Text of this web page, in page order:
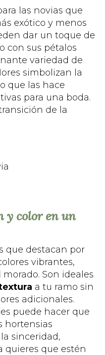
las novias que
exótico y menos
dar un toque de
con sus pétalos
variedad de
simbolizan la
que las hace
para una boda.
de la
y color en un
que destacan por
vibrantes,
Son ideales
a tu ramo sin
adicionales.
puede hacer que
hortensias
sinceridad,
quieres que estén